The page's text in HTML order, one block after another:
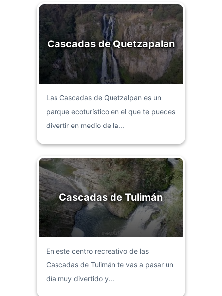
Cascadas de Quetzapalan
Las Cascadas de Quetzalpan es un
parque ecoturístico en el que te puedes
divertir en medio de la...
Cascadas de Tulimán
En este centro recreativo de las
Cascadas de Tulimán te vas a pasar un
día muy divertido y...